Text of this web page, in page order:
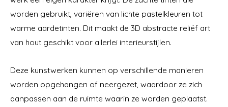
worden gebruikt, variëren van lichte pastelkleuren tot
warme aardetinten. Dit maakt de 3D abstracte reliëf art
van hout geschikt voor allerlei interieurstijlen.
Deze kunstwerken kunnen op verschillende manieren
worden opgehangen of neergezet, waardoor ze zich
aanpassen aan de ruimte waarin ze worden geplaatst.